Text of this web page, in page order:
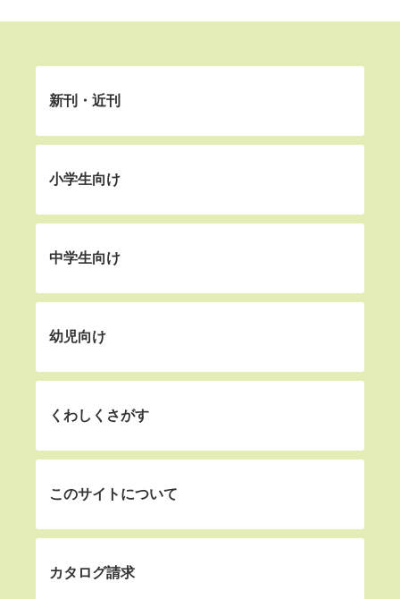
新刊・近刊
小学生向け
中学生向け
幼児向け
くわしくさがす
このサイトについて
カタログ請求